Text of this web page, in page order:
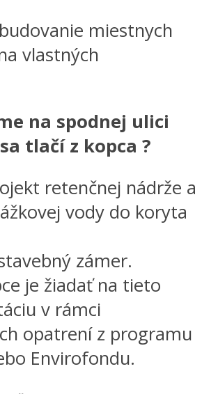
miestnych
vlastných
na spodnej ulici
tlačí z kopca ?
retenčnej nádrže a
vody do koryta
zámer.
je žiadať na tieto
v rámci
opatrení z programu
Envirofondu.